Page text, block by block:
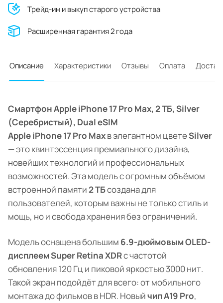
Трейд-ин и выкуп старого устройства
Расширенная гарантия 2 года
Описание Характеристики Отзывы Оплата
Смартфон Apple iPhone 17 Pro Max, 2 ТБ, Silver
(Серебристый), Dual eSIM
Apple iPhone 17 Pro Maxв элегантном цветеSilver
— это квинтэссенция премиального дизайна,
новейших технологий и профессиональных
возможностей. Эта модель с огромным объёмом
встроенной памяти2 ТБсоздана для
пользователей, которым важны не только стиль и
мощь, но и свобода хранения без ограничений.
Модель оснащена большим 6.9-дюймовым OLED-
дисплеем Super Retina XDRс частотой
обновления 120 Гц и пиковой яркостью 3000 нит.
Такой экран подойдёт для всего: от мобильного
монтажа до фильмов в HDR. Новыйчип A19 Pro,